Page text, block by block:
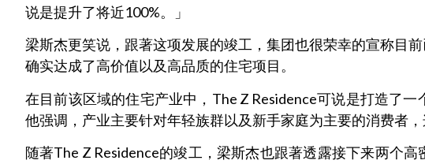
说是提升了将近100%。」
梁斯杰更笑说，跟著这项发展的竣工，集团也很荣幸的宣称目
确实达成了高价值以及高品质的住宅项目。
在目前该区域的住宅产业中，The Z Residence可说是打造了
他强调，产业主要针对年轻族群以及新手家庭为主要的消费者
随著The Z Residence的竣工，梁斯杰也跟著透露接下来两个